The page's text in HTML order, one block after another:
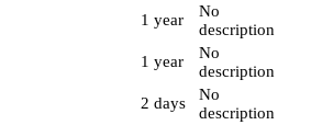
1 year
No
description
1 year
No
description
2 days
No
description